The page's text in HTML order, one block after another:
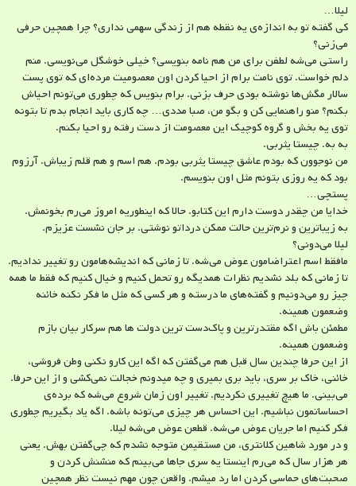
لیلا…
کی گفته تو به اندازه‌ی یه نقطه‌ هم از زندگی سهمی نداری؟ چرا همچین حرفی
می‌زنی؟
راستی می‌شه لطفن برای من هم نامه بنویسی؟ خیلی خوشگل می‌نویسی. منم
دلم خواست. توی نامت برام از احیا کردن اون معصومیت مرده‌ای که توی پست
سالار مگش‌ها نوشته بودی حرف بزنی. برام بنویس که چطوری می‌تونم احیاش
بکنم؟ منو راهنمایی کن و بگو من، صبا مددی… چه کاری باید انجام بدم تا بتونه
توی یه بخش و گروه کوچیک این معصومت از دست رفته رو احیا بکنم.
به به. چیستا یثربی.
من نوجوون که بودم عاشق چیستا یثربی بودم. هم اسم و هم قلم زیباش. آرزوم
بود که یه روزی بتونم مثل اون بنویسم.
پستچی…
خدایا من چقدر دوست دارم این کتابو. حالا که اینطوریه امروز می‌رم بخونمش.
به زیباترین و نرم‌ترین حالت ممکن درداتو نوشتی. بر جان نشست عزیزم.
لیلا می‌دونی؟
مافقط اسم اعتراضامون عوض می‌شه. تا زمانی که اندیشه‌هامون رو تغییر ندادیم.
تا زمانی که بلد نشدیم نظرات همدیگه رو تحمل کنیم و خیال کنیم که فقط ما همه
چیز رو می‌دونیم و گفته‌های ما درسته و هر کسی که مثل ما فکر نکنه خائنه
وضعمون همینه.
مطمئن باش اگه مقتدرترین و پاک‌دست ترین دولت ها هم سرکار بیان بازم
وضعمون همینه.
از این حرفا چندین سال قبل هم می‌گفتن که اگه این کارو نکنی وطن فروشی،
خائنی، خاک بر سری، باید بری بمیری و چه میدونم خجالت نمی‌کشی و از این حرفا.
می‌بینی. ما هیچ تغییری نکردیم. تغییر اون زمان شروع می‌شه که برده‌ی
احساساتمون نباشیم. این احساس هر چیزی می‌تونه باشه. اگه یاد بگیریم چطوری
فکر کنیم اما جریان عوض می‌شه. قطعن عوض می‌شه لیلا.
و در مورد شاهین کلانتری، من مستقیمن متوجه نشدم که چی‌گفتن بهش. یعنی
هر هزار سال که می‌رم اینستا یه سری جاها می‌بینم که منشنش کردن و
صحبت‌های حماسی کردن اما رد میشم. واقعن چون مهم نیست نظر همچین